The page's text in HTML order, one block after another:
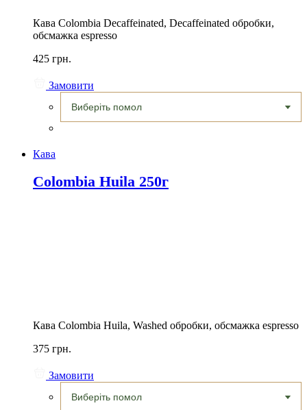
Кава Colombia Decaffeinated, Decaffeinated обробки,
обсмажка espresso
425 грн.
Замовити
Кава
Colombia Huila 250г
Кава Colombia Huila, Washed обробки, обсмажка espresso
375 грн.
Замовити